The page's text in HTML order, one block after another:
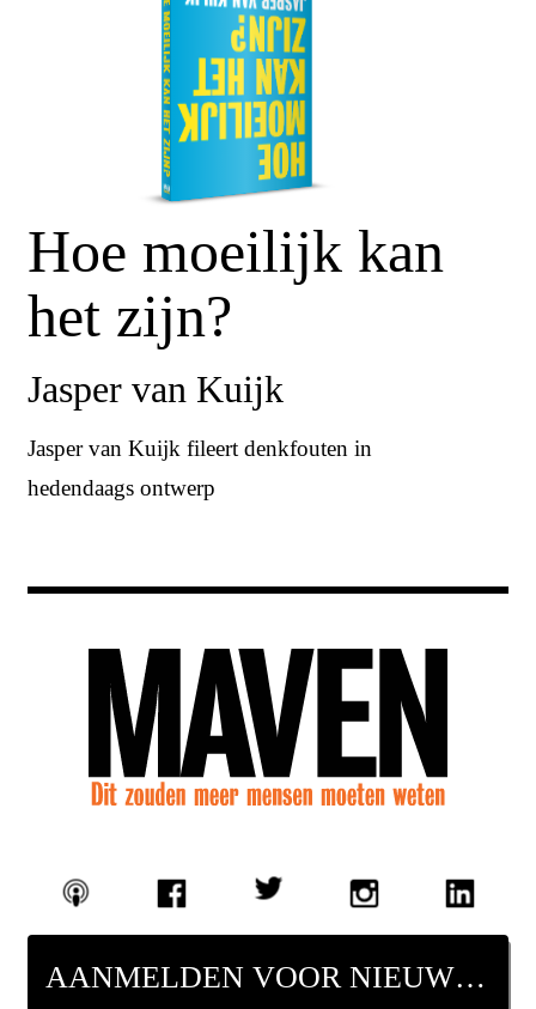
Hoe moeilijk kan
het zijn?
Jasper van Kuijk
Jasper van Kuijk fileert denkfouten in
hedendaags ontwerp
AANMELDEN VOOR NIEUWSBRIEF